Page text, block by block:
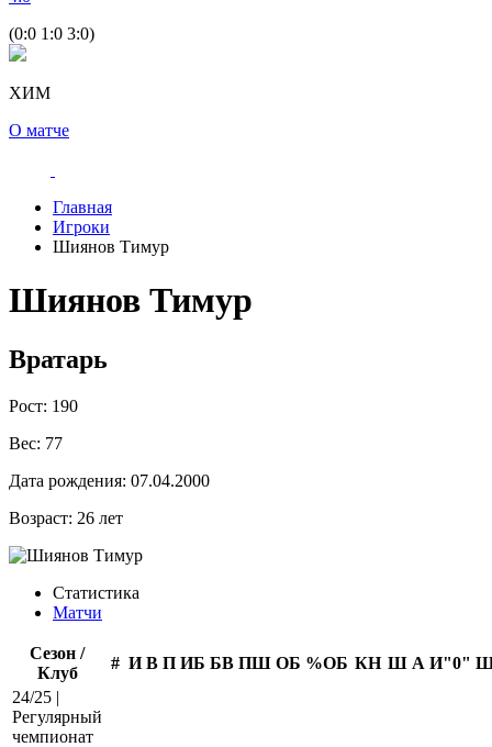
(0:0 1:0 3:0)
ХИМ
О матче
Главная
Игроки
Шиянов Тимур
Шиянов Тимур
Вратарь
Рост: 190
Вес: 77
Дата рождения: 07.04.2000
Возраст: 26 лет
Статистика
Матчи
Сезон /
Клуб
# И В П ИБ БВ ПШ ОБ %ОБ КН Ш А И"0"
24/25 |
Регулярный
чемпионат